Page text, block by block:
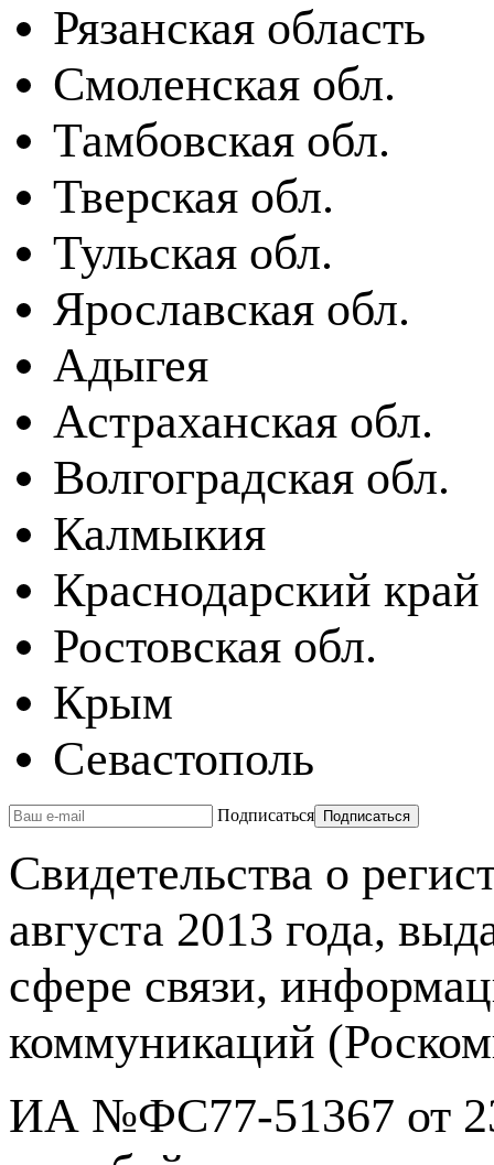
Рязанская область
Смоленская обл.
Тамбовская обл.
Тверская обл.
Тульская обл.
Ярославская обл.
Адыгея
Астраханская обл.
Волгоградская обл.
Калмыкия
Краснодарский край
Ростовская обл.
Крым
Севастополь
Подписаться
Свидетельства о
августа 2013 года,
сфере связи,
коммуникаций
ИА №ФС77-51367 от 23